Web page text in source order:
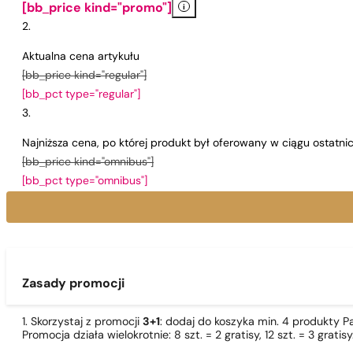
[bb_price kind="promo"] i
Aktualna cena artykułu
[bb_price kind="regular"]
[bb_pct type="regular"]
Najniższa cena, po której produkt był oferowany w ciągu
[bb_price kind="omnibus"]
[bb_pct type="omnibus"]
Zasady promocji
1. Skorzystaj z promocji 3+1: dodaj do koszyka min. 4 produkty
Promocja działa wielokrotnie: 8 szt. = 2 gratisy, 12 szt. = 3